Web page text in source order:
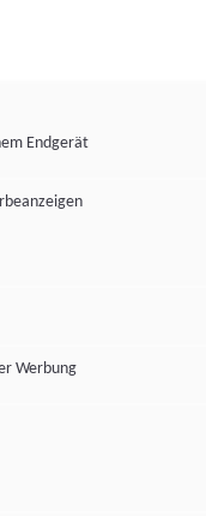
Endgerät
Werbung